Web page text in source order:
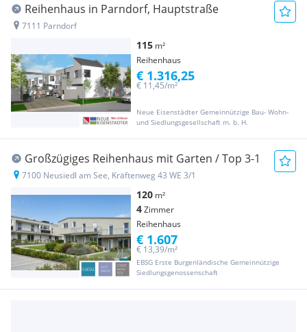
Reihenhaus in Parndorf, Hauptstraße
7111 Parndorf
115 m²
Reihenhaus
Neue Eisenstädter Gemeinnützige Bau- Wohn-
und Siedlungsgesellschaft m. b. H.
€ 11,45/m²
€ 1.316,25
Großzügiges Reihenhaus mit Garten / Top 3-1
7100 Neusiedl am See, Kräftenweg 43 WE 3/1
120 m²
4Zimmer
Reihenhaus
EBSG Erste Burgenländische Gemeinnützige
Siedlungsgenossenschaft
€ 13,39/m²
€ 1.607